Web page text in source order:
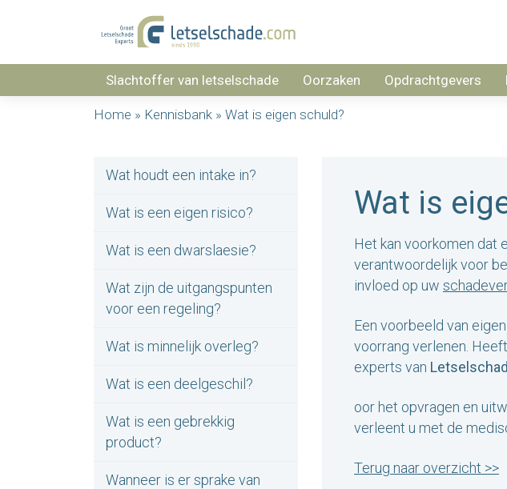
Slachtoffer van letselschade Oorzaken Opdrachtgevers
Home » Kennisbank » Wat is eigen schuld?
Wat houdt een intake in?
Wat is een eigen risico?
Wat is een dwarslaesie?
Wat zijn de uitgangspunten
voor een regeling?
Wat is minnelijk overleg?
Wat is een deelgeschil?
Wat is een gebrekkig
product?
Wanneer is er sprake van
Wat is
Het kan voorkomen dat
verantwoordelijk voor
invloed op uw
Een voorbeeld van
voorrang verlenen.
experts van
oor het opvragen en
verleent u met de
Terug naar overzicht >>